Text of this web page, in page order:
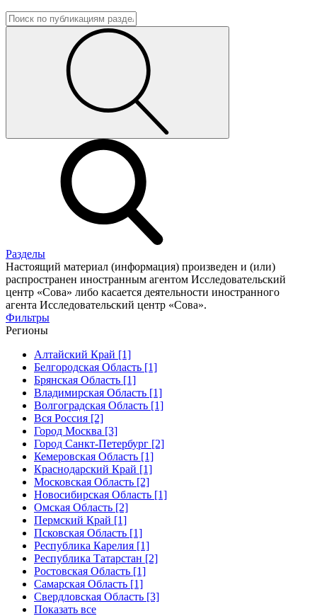
Разделы
Настоящий материал (информация) произведен и (или)
распространен иностранным агентом Исследовательский
центр «Сова» либо касается деятельности иностранного
агента Исследовательский центр «Сова».
Фильтры
Регионы
Алтайский Край [1]
Белгородская Область [1]
Брянская Область [1]
Владимирская Область [1]
Волгоградская Область [1]
Вся Россия [2]
Город Москва [3]
Город Санкт-Петербург [2]
Кемеровская Область [1]
Краснодарский Край [1]
Московская Область [2]
Новосибирская Область [1]
Омская Область [2]
Пермский Край [1]
Псковская Область [1]
Республика Карелия [1]
Республика Татарстан [2]
Ростовская Область [1]
Самарская Область [1]
Свердловская Область [3]
Показать все